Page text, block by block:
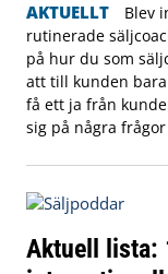
AKTUELLT
Blev
rutinerade
på hur du som
att till kunden bara
få ett ja från
sig på några
Aktuell lista: